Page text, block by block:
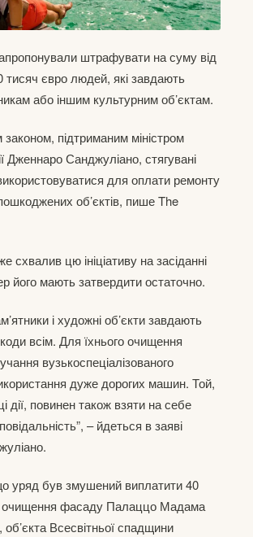
штрафувати на суму від
тисяч євро людей, які завдають
або іншим культурним об’єктам.
законом, підтриманим міністром
Дженнаро Санджуліано, стягувані
для оплати ремонту
об’єктів, пише The
схвалив цю ініціативу на засіданні
його мають затвердити остаточно.
і художні об’єкти завдають
всім. Для їхнього очищення
вузькоспеціалізованого
дуже дорогих машин. Той,
дії, повинен також взяти на себе
– йдеться в заяві
уряд був змушений виплатити 40
очищення фасаду Палаццо Мадама
об’єкта Всесвітньої спадщини